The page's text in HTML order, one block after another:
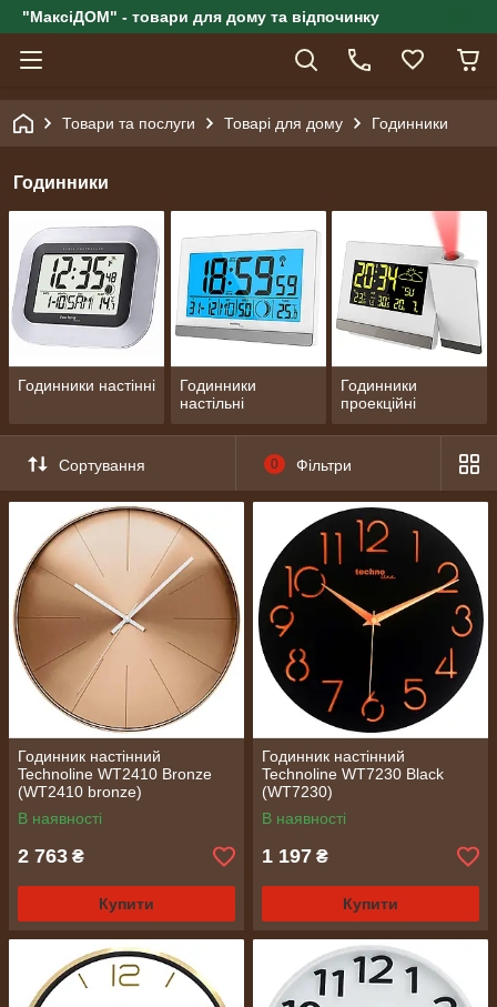
"МаксіДОМ" - товари для дому та відпочинку
Товари та послуги Товарі для дому Годинники
Годинники
Годинники настінні
Годинники
настільні
Годинники
проекційні
Сортування 0 Фільтри
Годинник настінний
Technoline WT2410 Bronze
(WT2410 bronze)
В наявності
2 763 ₴
Купити
Годинник настінний
Technoline WT7230 Black
(WT7230)
В наявності
1 197 ₴
Купити